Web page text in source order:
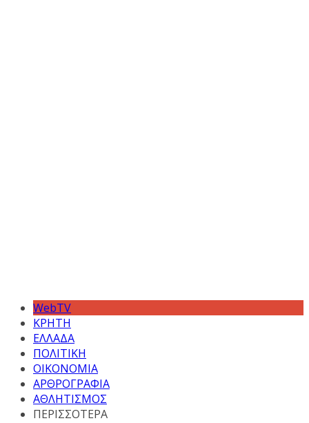
WebTV
ΚΡΗΤΗ
ΕΛΛΑΔΑ
ΠΟΛΙΤΙΚΗ
ΟΙΚΟΝΟΜΙΑ
ΑΡΘΡΟΓΡΑΦΙΑ
ΑΘΛΗΤΙΣΜΟΣ
ΠΕΡΙΣΣΟΤΕΡΑ